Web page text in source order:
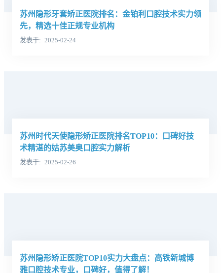
苏州隐形牙套矫正医院排名：金铂利口腔技术实力领
先，精选十佳正规专业机构
发表于 2025-02-24
苏州时代天使隐形矫正医院排名TOP10：口碑好技
术精湛的姑苏美奥口腔实力解析
发表于 2025-02-26
苏州隐形矫正医院TOP10实力大盘点：高铁新城博
雅口腔技术专业，口碑好，值得了解！